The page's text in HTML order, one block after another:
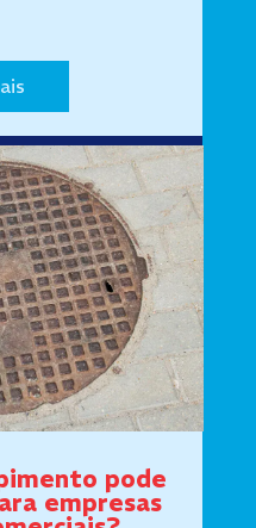
pode
empresas